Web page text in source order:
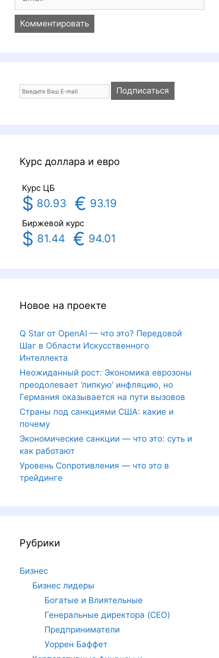
a
Курс доллара и евро
Курс ЦБ
$ 80.93 € 93.19
Биржевой курс
$ 81.44 € 94.01
Новое на проекте
Q Star от OpenAI — что это? Передовой
Шаг в Области Искусственного
Интеллекта
Неожиданный рост: Экономика еврозоны
преодолевает ‘липкую’ инфляцию, но
Германия оказывается на пути вызовов
Страны под санкциями США: какие и
почему
Экономические санкции — что это: суть и
как работают
Уровень Сопротивления — что это в
трейдинге
Рубрики
Бизнес
Бизнес лидеры
Богатые и Влиятельные
Генеральные директора (CEO)
Предприниматели
Уоррен Баффет